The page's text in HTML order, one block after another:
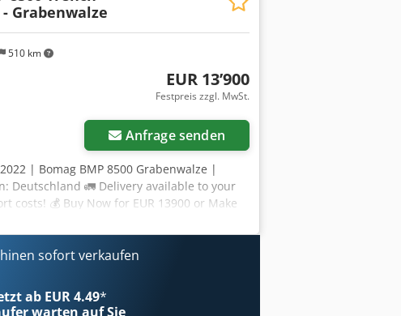
510 km
Grabenwalze
EUR 13’900
Festpreis zzgl. MwSt.
Anfrage senden
| Bomag BMP 8500 Grabenwalze |
Deutschland 🚛 Delivery available to your
💰 Buy Now for EUR 13900 or Make
to approval)* 👷‍♂️ Inspected by an
ℹ️ 0 Ausgaben ⚠️ 📌
the full inspection, extra photos, or a
looking up more details online. 💡 Why
by professionals ✔ Jobsite delivery
options 🔄 Considering other
sofort verkaufen
ab EUR 4.49*
warten auf Sie